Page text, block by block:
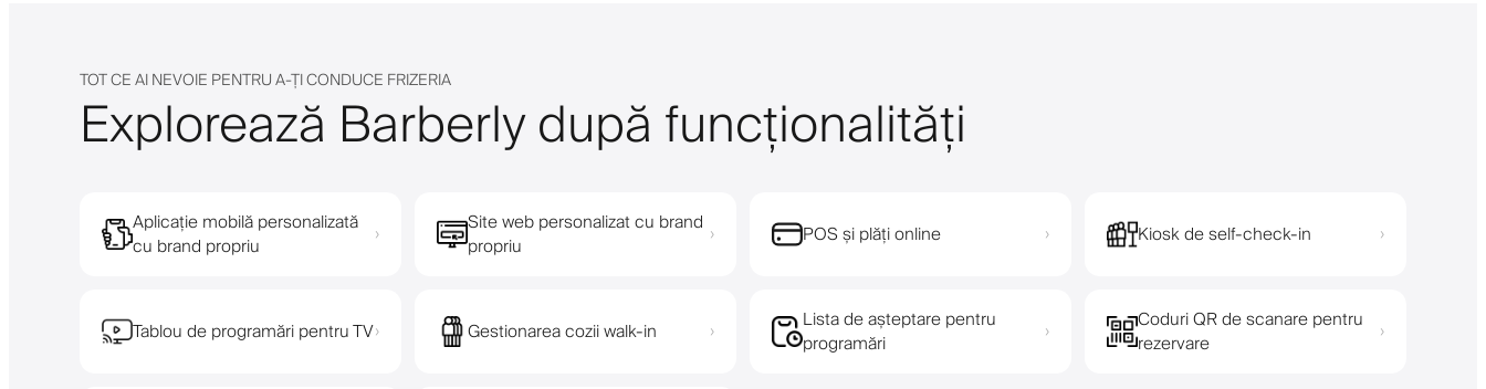
TOT CE AI NEVOIE PENTRU A-ȚI CONDUCE FRIZERIA
Explorează Barberly după funcționalități
Aplicație mobilă personalizată
cu brand propriu
›
Site web personalizat cu brand
propriu
› POS și plăți online › Kiosk de self-check-in ›
Tablou de programări pentru TV› Gestionarea cozii walk-in ›
Lista de așteptare pentru
programări
›
Coduri QR de scanare pentru
rezervare
›